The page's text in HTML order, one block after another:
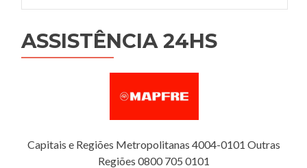
ASSISTÊNCIA 24HS
Capitais e Regiões Metropolitanas 4004-0101 Outras
Regiões 0800 705 0101